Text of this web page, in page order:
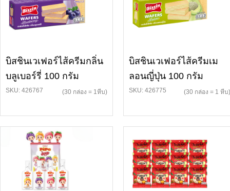
บิสชินเวเฟอร์ไส้ครีมกลิ่น
บลูเบอร์รี่ 100 กรัม
SKU: 426767 (30 กล่อง = 1หีบ)
บิสชินเวเฟอร์ไส้ครีมเม
ลอนญี่ปุ่น 100 กรัม
SKU: 426775 (30 กล่อง = 1 หีบ)